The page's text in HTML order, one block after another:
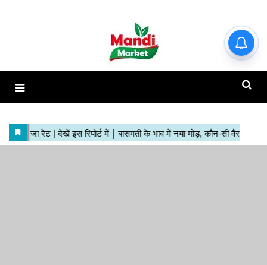
हाजिर मंडियों के ताजा रेट | देखें इस
रिपोर्ट में